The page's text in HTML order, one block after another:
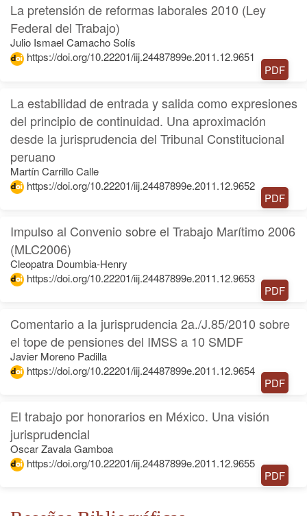
La pretensión de reformas laborales 2010 (Ley
Federal del Trabajo)
Julio Ismael Camacho Solís
https://doi.org/10.22201/iij.24487899e.2011.12.9651
PDF
La estabilidad de entrada y salida como expresiones
del principio de continuidad. Una aproximación
desde la jurisprudencia del Tribunal Constitucional
peruano
Martín Carrillo Calle
https://doi.org/10.22201/iij.24487899e.2011.12.9652
PDF
Impulso al Convenio sobre el Trabajo Marítimo 2006
(MLC2006)
Cleopatra Doumbia-Henry
https://doi.org/10.22201/iij.24487899e.2011.12.9653
PDF
Comentario a la jurisprudencia 2a./J.85/2010 sobre
el tope de pensiones del IMSS a 10 SMDF
Javier Moreno Padilla
https://doi.org/10.22201/iij.24487899e.2011.12.9654
PDF
El trabajo por honorarios en México. Una visión
jurisprudencial
Oscar Zavala Gamboa
https://doi.org/10.22201/iij.24487899e.2011.12.9655
PDF